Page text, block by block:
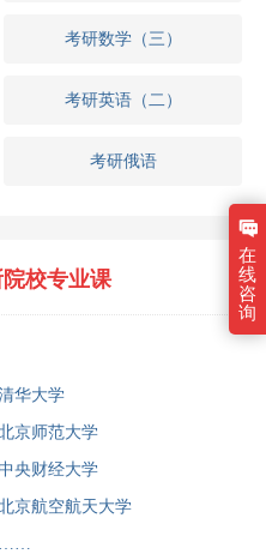
考研数学（三）
考研英语（二）
考研俄语
校专业课
华大学
京师范大学
央财经大学
京航空航天大学
……
在
线
咨
询